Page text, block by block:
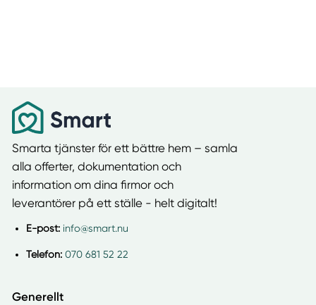
Smarta tjänster för ett bättre hem – samla
alla offerter, dokumentation och
information om dina firmor och
leverantörer på ett ställe - helt digitalt!
E-post: info@smart.nu
Telefon: 070 681 52 22
Generellt